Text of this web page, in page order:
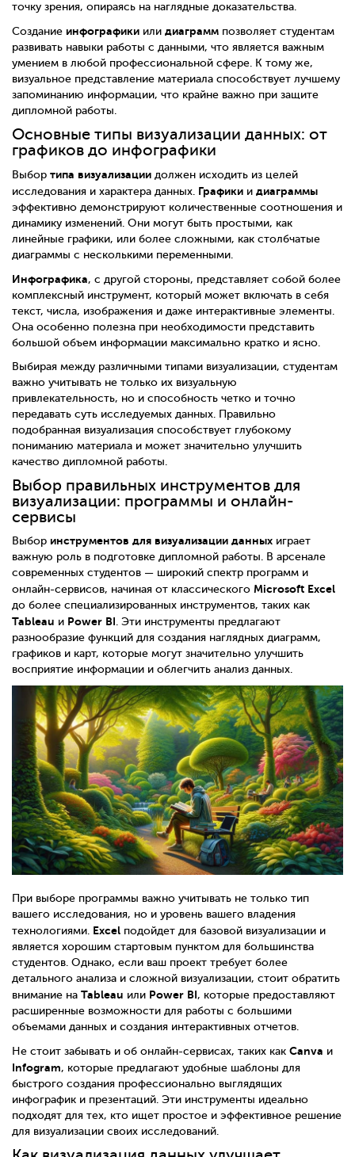
точку зрения, опираясь на наглядные доказательства.
Создание инфографики или диаграмм позволяет студентам
развивать навыки работы с данными, что является важным
умением в любой профессиональной сфере. К тому же,
визуальное представление материала способствует лучшему
запоминанию информации, что крайне важно при защите
дипломной работы.
Основные типы визуализации данных: от
графиков до инфографики
Выбор типа визуализации должен исходить из целей
исследования и характера данных. Графики и диаграммы
эффективно демонстрируют количественные соотношения и
динамику изменений. Они могут быть простыми, как
линейные графики, или более сложными, как столбчатые
диаграммы с несколькими переменными.
Инфографика, с другой стороны, представляет собой более
комплексный инструмент, который может включать в себя
текст, числа, изображения и даже интерактивные элементы.
Она особенно полезна при необходимости представить
большой объем информации максимально кратко и ясно.
Выбирая между различными типами визуализации, студентам
важно учитывать не только их визуальную
привлекательность, но и способность четко и точно
передавать суть исследуемых данных. Правильно
подобранная визуализация способствует глубокому
пониманию материала и может значительно улучшить
качество дипломной работы.
Выбор правильных инструментов для
визуализации: программы и онлайн-
сервисы
Выбор инструментов для визуализации данных играет
важную роль в подготовке дипломной работы. В арсенале
современных студентов — широкий спектр программ и
онлайн-сервисов, начиная от классического Microsoft Excel
до более специализированных инструментов, таких как
Tableau и Power BI. Эти инструменты предлагают
разнообразие функций для создания наглядных диаграмм,
графиков и карт, которые могут значительно улучшить
восприятие информации и облегчить анализ данных.
При выборе программы важно учитывать не только тип
вашего исследования, но и уровень вашего владения
технологиями. Excel подойдет для базовой визуализации и
является хорошим стартовым пунктом для большинства
студентов. Однако, если ваш проект требует более
детального анализа и сложной визуализации, стоит обратить
внимание на Tableau или Power BI, которые предоставляют
расширенные возможности для работы с большими
объемами данных и создания интерактивных отчетов.
Не стоит забывать и об онлайн-сервисах, таких как Canva и
Infogram, которые предлагают удобные шаблоны для
быстрого создания профессионально выглядящих
инфографик и презентаций. Эти инструменты идеально
подходят для тех, кто ищет простое и эффективное решение
для визуализации своих исследований.